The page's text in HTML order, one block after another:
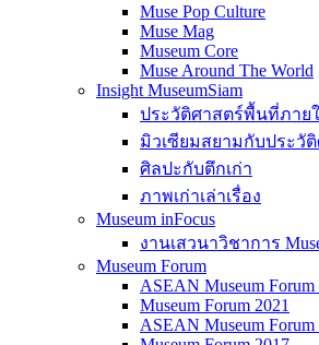
Muse Pop Culture
Muse Mag
Museum Core
Muse Around The World
Insight MuseumSiam
ประวัติศาสตร์พื้นที่ภาย
มิวเซียมสยามกับประวั
ศิลปะกับตึกเก่า
ภาพเก่าเล่าเรื่อง
Museum inFocus
งานเสวนาวิชาการ
Museum Forum
ASEAN Museum Forum
Museum Forum 2021
ASEAN Museum Forum